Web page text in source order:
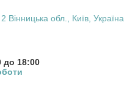
Вінницька обл., Київ, Україна
до 18:00